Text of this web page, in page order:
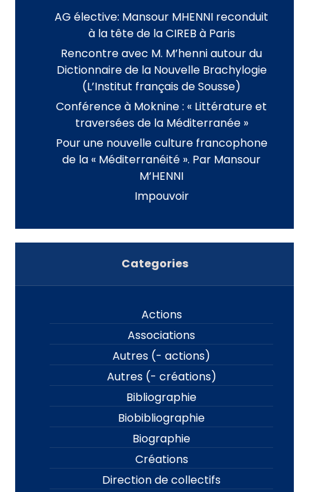
AG élective: Mansour MHENNI reconduit
à la tête de la CIREB à Paris
Rencontre avec M. M’henni autour du
Dictionnaire de la Nouvelle Brachylogie
(L’Institut français de Sousse)
Conférence à Moknine : « Littérature et
traversées de la Méditerranée »
Pour une nouvelle culture francophone
de la « Méditerranéité ». Par Mansour
M’HENNI
Impouvoir
Categories
Actions
Associations
Autres (- actions)
Autres (- créations)
Bibliographie
Biobibliographie
Biographie
Créations
Direction de collectifs